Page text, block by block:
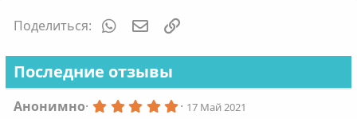
к
ц
:
Поделиться: WhatsAppЭлектронная почта
Последние отзывы
Анонимно 5 17 Май 2021